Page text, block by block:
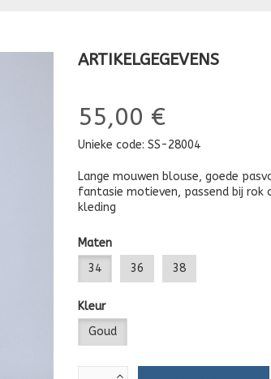
ARTIKELGEGEVENS
55,00 €
Unieke code: SS-28004
Lange mouwen blouse, goede
fantasie motieven, passend bij
kleding
Maten
34
36 38
Kleur
Goud